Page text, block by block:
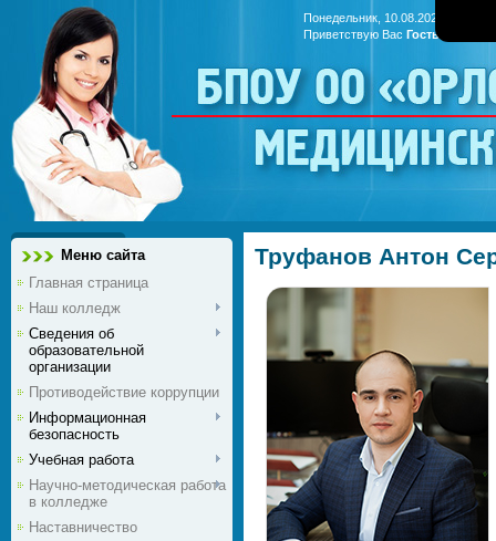
Понедельник, 10.08.2026, 12:00
Приветствую Вас Гость
БПОУ ОО
Меню сайта
Главная страница
Наш колледж
Сведения об
образовательной
организации
Противодействие коррупции
Информационная
безопасность
Учебная работа
Научно-методическая работа
в колледже
Наставничество
Труфанов Антон